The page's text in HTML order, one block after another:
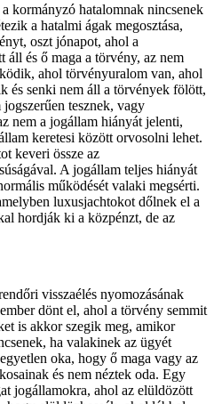
kormányzó hatalomnak nincsenek
a hatalmi ágak megosztása,
oszt jónapot, ahol a
és ő maga a törvény, az nem
ahol törvényuralom van, ahol
és senki nem áll a törvények fölött,
tesznek, vagy
nem a jogállam hiányát jelenti,
keretesi között orvosolni lehet.
keveri össze az
A jogállam teljes hiányát
működését valaki megsérti.
luxusjachtokot dőlnek el a
hordják ki a közpénzt, de az
visszaélés nyomozásának
dönt el, ahol a törvény semmit
is akkor szegik meg, amikor
ha valakinek az ügyét
oka, hogy ő maga vagy az
és nem néztek oda. Egy
jogállamokra, ahol az elüldözött